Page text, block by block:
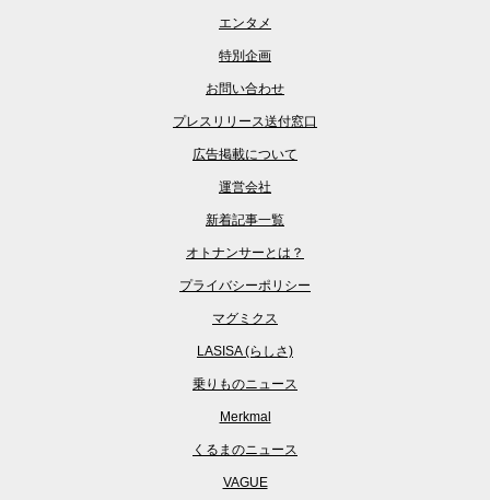
エンタメ
特別企画
お問い合わせ
プレスリリース送付窓口
広告掲載について
運営会社
新着記事一覧
オトナンサーとは？
プライバシーポリシー
マグミクス
LASISA (らしさ)
乗りものニュース
Merkmal
くるまのニュース
VAGUE